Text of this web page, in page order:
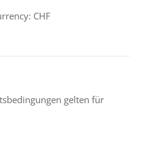
CHF
gelten für